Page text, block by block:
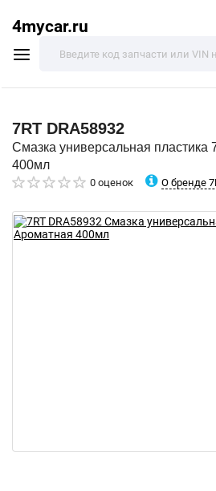
4mycar.ru
7RT DRA58932
Смазка универсальная пластика
400мл
0 оценок О бренде